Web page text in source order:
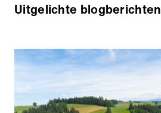
Uitgelichte blogberichten